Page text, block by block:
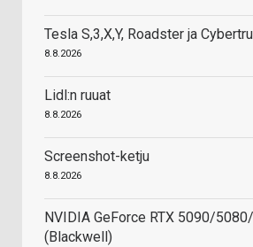
Tesla S,3,X,Y, Roadster ja
8.8.2026
Lidl:n ruuat
8.8.2026
Screenshot-ketju
8.8.2026
NVIDIA GeForce RTX 5090/
(Blackwell)